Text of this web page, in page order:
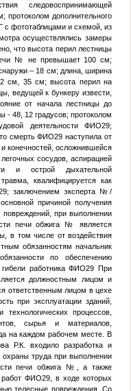
следовоспринимающей
протоколом дополнительного
с фототаблицами и схемой, из
осуществлялись замеры
что высота перил лестницы
№
не превышает 100 см;
– 18 см; длина, ширина
см, 35 см; высота перил на
ведущей к бункеру извести,
от начала лестницы до
- 48, 12 градусов; протоколом
деятельностиФИО29;
смертьФИО29 наступила от
конечностей, осложнившейся
сосудов, аспирацией
и острой дыхательной
квалифицируется как
; заключением эксперта №/
причиной получения
при выполнении
печи обжига №
является
в том числе от воздействия
обязанностям начальник
по обеспечению
работникаФИО29 При
должностным лицом и
ответственным лицом в цехе
при эксплуатации зданий,
процессов,
сырья и материалов,
на каждом рабочем месте. В
Р.К. входило разработка и
охраны труда при выполнении
печи обжига
№
, а также
работФИО29 , в ходе которых
телесные повреждения. Со